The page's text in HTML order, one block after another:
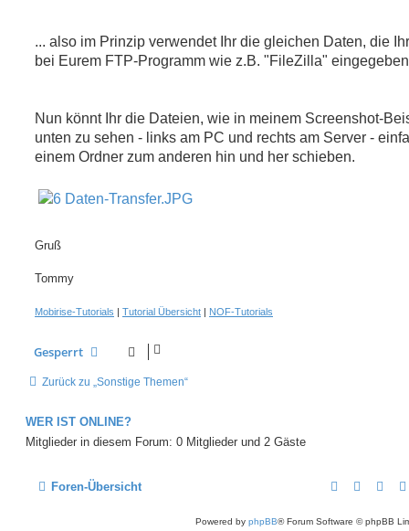
... also im Prinzip verwendet Ihr die gleichen Daten, die
bei Eurem FTP-Programm wie z.B. "FileZilla"
Nun könnt Ihr die Dateien, wie in meinem Screenshot-
unten zu sehen - links am PC und rechts am Server -
einem Ordner zum anderen hin und her schieben.
Gruß
Tommy
Mobirise-Tutorials | Tutorial Übersicht | NOF-Tutorials
Gesperrt
Zurück zu „Sonstige Themen“
WER IST ONLINE?
Mitglieder in diesem Forum: 0 Mitglieder und 2 Gäste
Foren-Übersicht
Powered by phpBB® Forum Software © phpBB